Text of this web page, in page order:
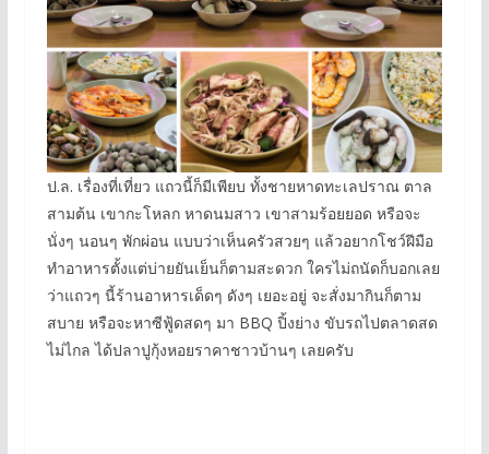
ป.ล. เรื่องที่เที่ยว แถวนี้ก็มีเพียบ ทั้งชายหาดทะเลปราณ ตาล
สามต้น เขากะโหลก หาดนมสาว เขาสามร้อยยอด หรือจะ
นั่งๆ นอนๆ พักผ่อน แบบว่าเห็นครัวสวยๆ แล้วอยากโชว์ฝีมือ
ทำอาหารตั้งแต่บ่ายยันเย็นก็ตามสะดวก ใครไม่ถนัดก็บอกเลย
ว่าแถวๆ นี้ร้านอาหารเด็ดๆ ดังๆ เยอะอยู่ จะสั่งมากินก็ตาม
สบาย หรือจะหาซีฟู้ดสดๆ มา BBQ ปิ้งย่าง ขับรถไปตลาดสด
ไม่ไกล ได้ปลาปูกุ้งหอยราคาชาวบ้านๆ เลยครับ